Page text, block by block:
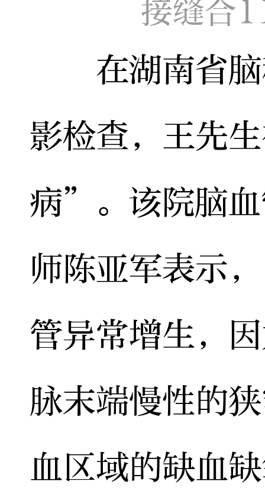
接缝合
在湖南省脑
影检查，王先
病”。该院脑
师陈亚军表示
管异常增生，
脉末端慢性的
血区域的缺血